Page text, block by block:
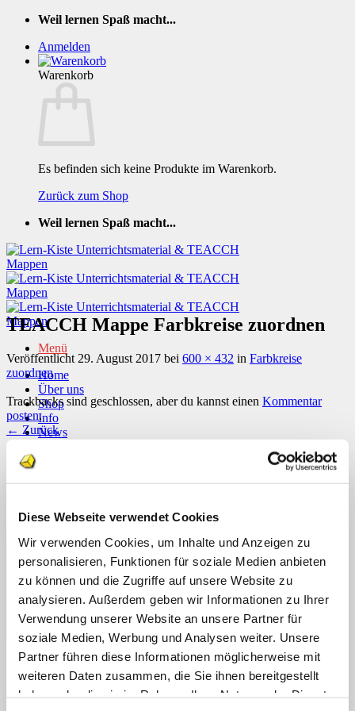
Diese Webseite verwendet Cookies
Wir verwenden Cookies, um Inhalte und Anzeigen zu
personalisieren, Funktionen für soziale Medien anbieten
zu können und die Zugriffe auf unsere Website zu
analysieren. Außerdem geben wir Informationen zu Ihrer
Verwendung unserer Website an unsere Partner für
soziale Medien, Werbung und Analysen weiter. Unsere
Partner führen diese Informationen möglicherweise mit
weiteren Daten zusammen, die Sie ihnen bereitgestellt
haben oder die sie im Rahmen Ihrer Nutzung der Dienste
Zum
springen
Weil lernen Spaß macht...
Anmelden
Warenkorb
Es befinden sich keine Produkte im Warenkorb.
Zurück zum Shop
Weil lernen Spaß macht...
Menü
Home
Über uns
Shop
Info
News
nach:
TEACCH Mappe Farbkreise zuordnen
Veröffentlicht 29. August 2017 bei 600 × 432 in Farbkreise
zuordnen
Trackbacks sind geschlossen, aber du kannst einen Kommentar
posten.
← Zurück
Schreibe einen Kommentar
Name*
E-Mail-Adresse *